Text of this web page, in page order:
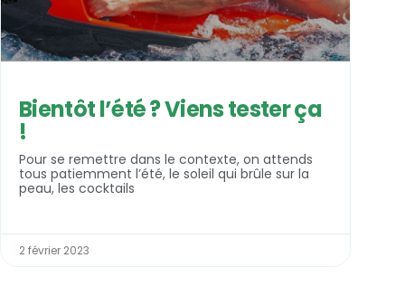
Bientôt l’été ? Viens tester ça
!
Pour se remettre dans le contexte, on attends
tous patiemment l’été, le soleil qui brûle sur la
peau, les cocktails
2 février 2023